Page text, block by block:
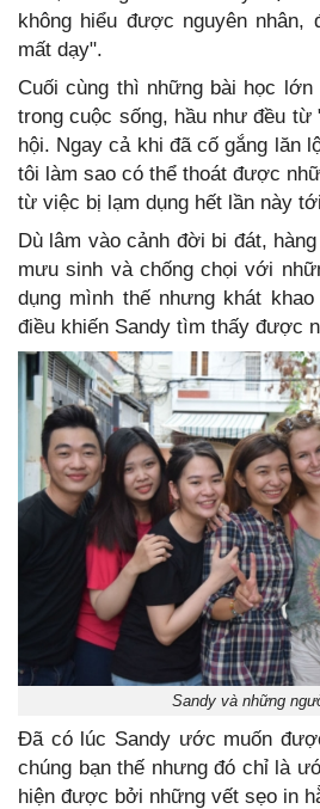
không hiểu được nguyên nhân,
mất dạy".
Cuối cùng thì những bài học
trong cuộc sống, hầu như đều
hội. Ngay cả khi đã cố gắng lăn
tôi làm sao có thể thoát được
từ việc bị lạm dụng hết lần này
Dù lâm vào cảnh đời bi đát,
mưu sinh và chống chọi với
dụng mình thế nhưng khát
điều khiến Sandy tìm thấy được
Sandy và những
Đã có lúc Sandy ước muốn
chúng bạn thế nhưng đó chỉ là
hiện được bởi những vết sẹo in